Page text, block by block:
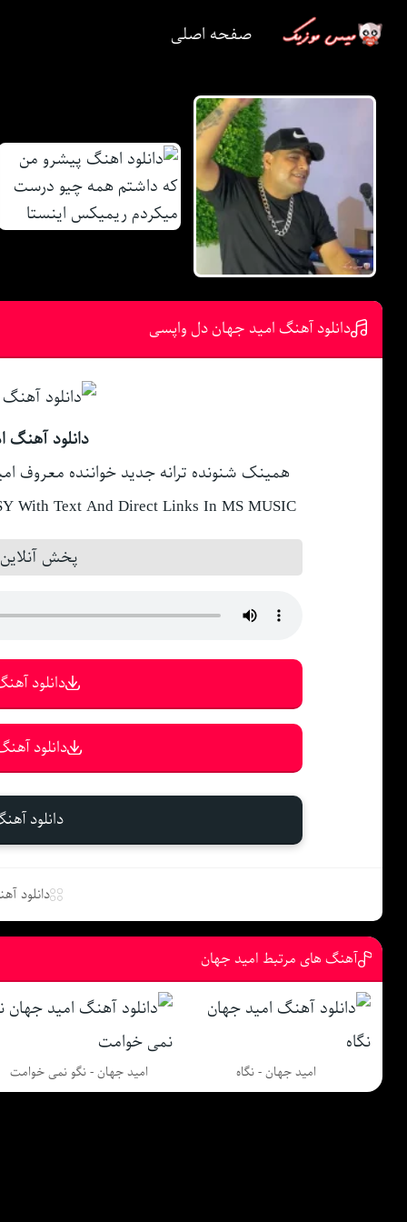
صفحه اصلی
دانلود آهنگ امید جهان دل واپسی
دانلود
همینک شنونده ترانه جدید خواننده معروف
With Text And Direct Links In MS MUSIC
پخش
دانلود
دانلود
دانلود
دانلود
آهنگ های مرتبط امید جهان
امید جهان - نگاه امید جهان - نگو نمی خوامت